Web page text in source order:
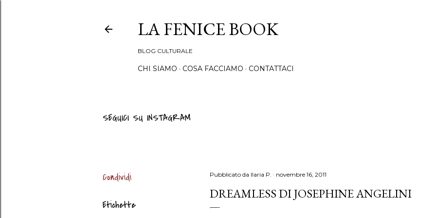
LA FENICE BOOK
BLOG CULTURALE
CHI SIAMO COSA FACCIAMO CONTATTACI
SEGUICI SU INSTAGRAM
Condividi
Etichette
Pubblicato da Ilaria P. novembre 16, 2011
DREAMLESS DI JOSEPHINE ANGELINI